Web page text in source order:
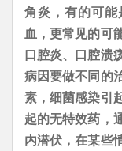
角炎，有的可
血，更常见的可
口腔炎、口腔溃
病因要做不同的
素，细菌感染引
起的无特效药，
内潜伏，在某些